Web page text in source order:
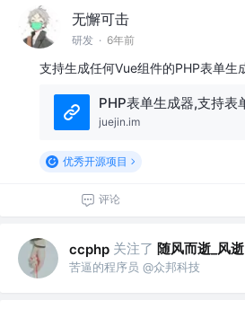
无懈可击
研发 · 6年前
支持生成任何Vue组件的PHP表单生
PHP表单生成器,支持表
juejin.im
优秀开源项目
评论
ccphp 关注了 随风而逝_风逝
苦逼的程序员 @众邦科技